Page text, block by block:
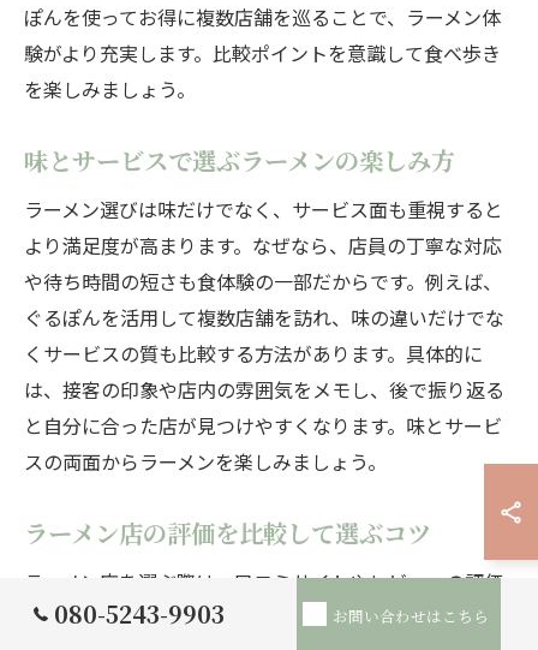
ぽんを使ってお得に複数店舗を巡ることで、ラーメン体
験がより充実します。比較ポイントを意識して食べ歩き
を楽しみましょう。
味とサービスで選ぶラーメンの楽しみ方
ラーメン選びは味だけでなく、サービス面も重視すると
より満足度が高まります。なぜなら、店員の丁寧な対応
や待ち時間の短さも食体験の一部だからです。例えば、
ぐるぽんを活用して複数店舗を訪れ、味の違いだけでな
くサービスの質も比較する方法があります。具体的に
は、接客の印象や店内の雰囲気をメモし、後で振り返る
と自分に合った店が見つけやすくなります。味とサービ
スの両面からラーメンを楽しみましょう。
ラーメン店の評価を比較して選ぶコツ
ラーメン店を選ぶ際は、口コミサイトやレビューの評価
を参考にするのが効果的です。その理由は、多くの利用
080-5243-9903 お問い合わせはこちら